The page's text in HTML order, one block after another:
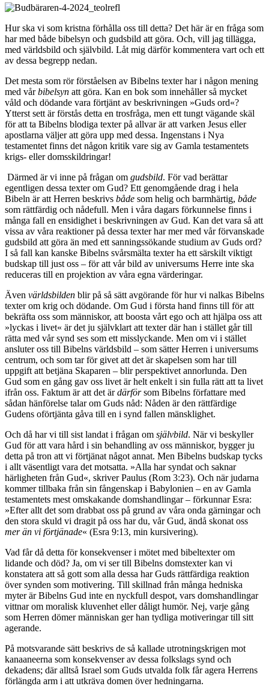
Hur ska vi som kristna förhålla oss till detta? Det här är en fråga som
har med både bibelsyn och gudsbild att göra. Och, vill jag tillägga,
med världsbild och självbild. Låt mig därför kommentera vart och ett
av dessa begrepp nedan.
Det mesta som rör förståelsen av Bibelns texter har i någon mening
med vårbibelsyn att göra. Kan en bok som innehåller så mycket
våld och dödande vara förtjänt av beskrivningen »Guds ord«?
Ytterst sett är förstås detta en trosfråga, men ett tungt vägande skäl
för att ta Bibelns blodiga texter på allvar är att varken Jesus eller
apostlarna väljer att göra upp med dessa. Ingenstans i Nya
testamentet finns det någon kritik vare sig av Gamla testamentets
krigs- eller domsskildringar!
Därmed är vi inne på frågan om gudsbild. För vad berättar
egentligen dessa texter om Gud? Ett genomgående drag i hela
Bibeln är att Herren beskrivs både som helig och barmhärtig, både
som rättfärdig och nådefull. Men i våra dagars förkunnelse finns i
många fall en ensidighet i beskrivningen av Gud. Kan det vara så att
vissa av våra reaktioner på dessa texter har mer med vår förvanskade
gudsbild att göra än med ett sanningssökande studium av Guds ord?
I så fall kan kanske Bibelns svårsmälta texter ha ett särskilt viktigt
budskap till just oss – för att vår bild av universums Herre inte ska
reduceras till en projektion av våra egna värderingar.
Även världsbilden blir på så sätt avgörande för hur vi nalkas Bibelns
texter om krig och dödande. Om Gud i första hand finns till för att
bekräfta oss som människor, att boosta vårt ego och att hjälpa oss att
»lyckas i livet« är det ju självklart att texter där han i stället går till
rätta med vår synd ses som ett misslyckande. Men om vi i stället
ansluter oss till Bibelns världsbild – som sätter Herren i universums
centrum, och som tar för givet att det är skapelsen som har till
uppgift att betjäna Skaparen – blir perspektivet annorlunda. Den
Gud som en gång gav oss livet är helt enkelt i sin fulla rätt att ta livet
ifrån oss. Faktum är att det ärdärförsom Bibelns författare med
sådan hänförelse talar om Guds nåd: Nåden är den rättfärdige
Gudens oförtjänta gåva till en i synd fallen mänsklighet.
Och då har vi till sist landat i frågan om självbild. När vi beskyller
Gud för att vara hård i sin behandling av oss människor, bygger ju
detta på tron att vi förtjänat något annat. Men Bibelns budskap tycks
i allt väsentligt vara det motsatta. »Alla har syndat och saknar
härligheten från Gud«, skriver Paulus (Rom 3:23). Och när judarna
kommer tillbaka från sin fångenskap i Babylonien – en av Gamla
testamentets mest omskakande domshandlingar – förkunnar Esra:
»Efter allt det som drabbat oss på grund av våra onda gärningar och
den stora skuld vi dragit på oss har du, vår Gud, ändå skonat oss
mer än vi förtjänade« (Esra 9:13, min kursivering).
Vad får då detta för konsekvenser i mötet med bibeltexter om
lidande och död? Ja, om vi ser till Bibelns domstexter kan vi
konstatera att så gott som alla dessa har Guds rättfärdiga reaktion
över synden som motivering. Till skillnad från många hedniska
myter är Bibelns Gud inte en nyckfull despot, vars domshandlingar
vittnar om moralisk kluvenhet eller dåligt humör. Nej, varje gång
som Herren dömer människan ger han tydliga motiveringar till sitt
agerande.
På motsvarande sätt beskrivs de så kallade utrotningskrigen mot
kanaaneerna som konsekvenser av dessa folkslags synd och
dekadens; där alltså Israel som Guds utvalda folk får agera Herrens
förlängda arm i att utkräva domen över hedningarna.